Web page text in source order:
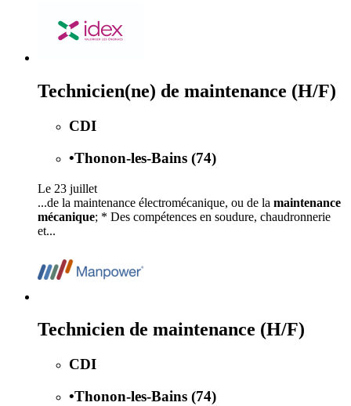
Technicien(ne) de maintenance (H/F)
CDI
•Thonon-les-Bains (74)
Le 23 juillet
...de la maintenance électromécanique, ou de la maintenance
mécanique; * Des compétences en soudure, chaudronnerie
et...
Technicien de maintenance (H/F)
CDI
•Thonon-les-Bains (74)